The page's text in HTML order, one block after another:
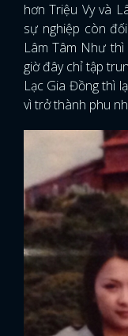
hơn Triệu Vy và
sự nghiệp còn
Lâm Tâm Như thì
giờ đây chỉ tập
Lạc Gia Đồng thì
vì trở thành phu